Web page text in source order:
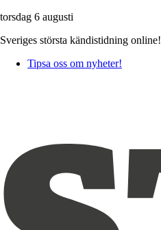
torsdag 6 augusti
Sveriges största kändistidning online!
Tipsa oss om nyheter!